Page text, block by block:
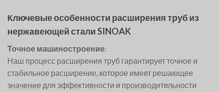
Ключевые особенности расширения труб из
нержавеющей стали SINOAK
Точное машиностроение:
Наш процесс расширения труб гарантирует точное и
стабильное расширение, которое имеет решающее
значение для эффективности и производительности